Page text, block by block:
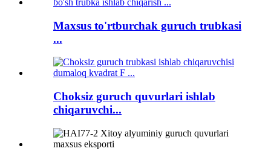
Maxsus to'rtburchak guruch trubkasi
...
Choksiz guruch quvurlari ishlab
chiqaruvchi...